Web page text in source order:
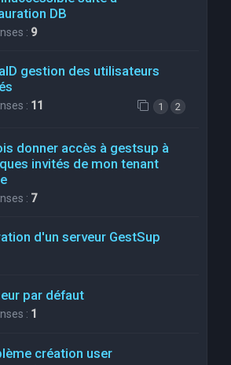
DB
: 9
gestion des utilisateurs
: 11 1 2
donner accès à gestsup à
invités de mon tenant
: 7
d'un serveur GestSup
par défaut
: 1
création user